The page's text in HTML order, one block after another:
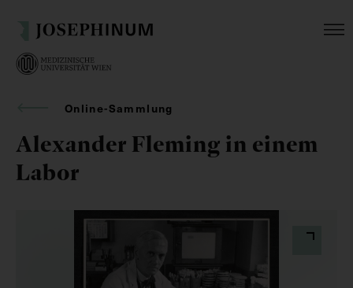
Online-Sammlung
Alexander Fleming in einem
Labor